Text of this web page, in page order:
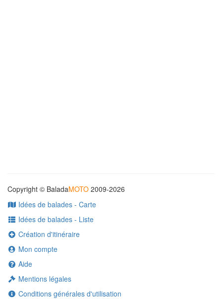
Copyright © BaladaMOTO 2009-2026
Idées de balades - Carte
Idées de balades - Liste
Création d'itinéraire
Mon compte
Aide
Mentions légales
Conditions générales d'utilisation